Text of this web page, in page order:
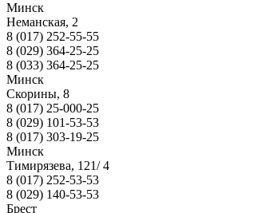
Минск
Неманская, 2
8 (017) 252-55-55
8 (029) 364-25-25
8 (033) 364-25-25
Минск
Скорины, 8
8 (017) 25-000-25
8 (029) 101-53-53
8 (017) 303-19-25
Минск
Тимирязева, 121/ 4
8 (017) 252-53-53
8 (029) 140-53-53
Брест